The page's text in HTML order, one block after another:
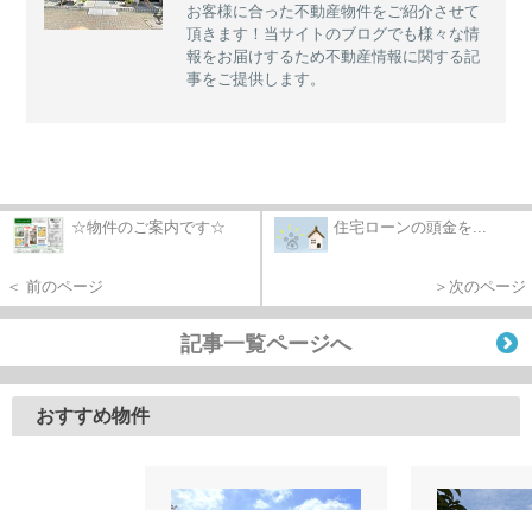
お客様に合った不動産物件をご紹介させて
頂きます！当サイトのブログでも様々な情
報をお届けするため不動産情報に関する記
事をご提供します。
☆物件のご案内です☆
＜ 前のページ
住宅ローンの頭金を...
＞次のページ
記事一覧ページへ
おすすめ物件